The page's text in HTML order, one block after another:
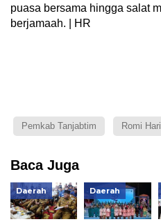
puasa bersama hingga salat
berjamaah. | HR
Pemkab Tanjabtim Romi
Baca Juga
Daerah Daerah